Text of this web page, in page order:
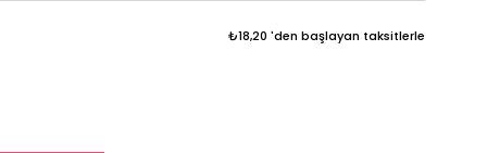
₺18,20 'den başlayan taksitlerle